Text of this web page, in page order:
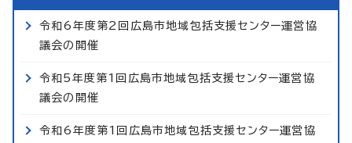
令和6年度第2回広島市地域包括支援センター運営協
議会の開催
令和5年度第1回広島市地域包括支援センター運営協
議会の開催
令和6年度第1回広島市地域包括支援センター運営協